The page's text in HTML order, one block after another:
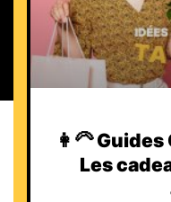
👩‍🦳
Les